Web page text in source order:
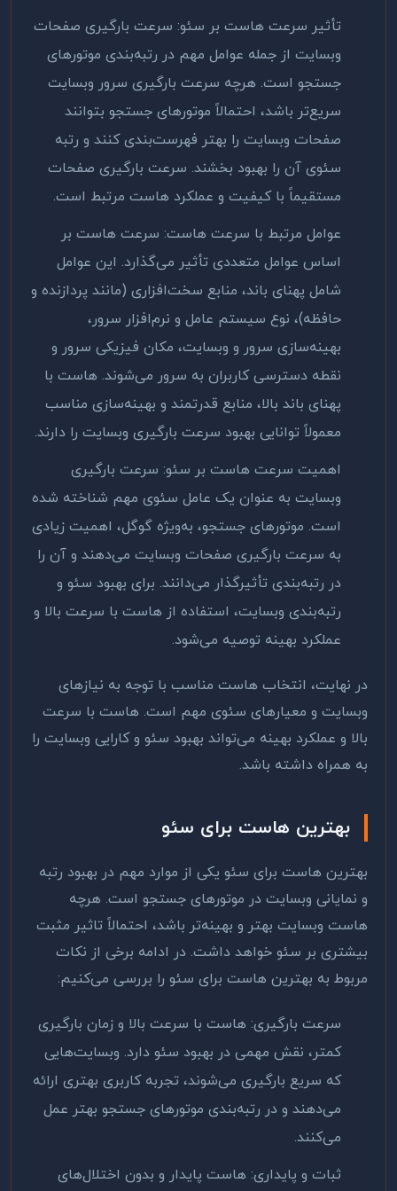
تأثیر سرعت هاست بر سئو: سرعت بارگیری صفحات
وبسایت از جمله عوامل مهم در رتبه‌بندی موتورهای
جستجو است. هرچه سرعت بارگیری سرور وبسایت
سریع‌تر باشد، احتمالاً موتورهای جستجو بتوانند
صفحات وبسایت را بهتر فهرست‌بندی کنند و رتبه
سئوی آن را بهبود بخشند. سرعت بارگیری صفحات
مستقیماً با کیفیت و عملکرد هاست مرتبط است.
عوامل مرتبط با سرعت هاست: سرعت هاست بر
اساس عوامل متعددی تأثیر می‌گذارد. این عوامل
شامل پهنای باند، منابع سخت‌افزاری (مانند پردازنده و
حافظه)، نوع سیستم عامل و نرم‌افزار سرور،
بهینه‌سازی سرور و وبسایت، مکان فیزیکی سرور و
نقطه دسترسی کاربران به سرور می‌شوند. هاست با
پهنای باند بالا، منابع قدرتمند و بهینه‌سازی مناسب
معمولاً توانایی بهبود سرعت بارگیری وبسایت را دارند.
اهمیت سرعت هاست بر سئو: سرعت بارگیری
وبسایت به عنوان یک عامل سئوی مهم شناخته شده
است. موتورهای جستجو، به‌ویژه گوگل، اهمیت زیادی
به سرعت بارگیری صفحات وبسایت می‌دهند و آن را
در رتبه‌بندی تأثیرگذار می‌دانند. برای بهبود سئو و
رتبه‌بندی وبسایت، استفاده از هاست با سرعت بالا و
عملکرد بهینه توصیه می‌شود.
در نهایت، انتخاب هاست مناسب با توجه به نیازهای
وبسایت و معیارهای سئوی مهم است. هاست با سرعت
بالا و عملکرد بهینه می‌تواند بهبود سئو و کارایی وبسایت را
به همراه داشته باشد.
بهترین هاست برای سئو
بهترین هاست برای سئو یکی از موارد مهم در بهبود رتبه
و نمایانی وبسایت در موتورهای جستجو است. هرچه
هاست وبسایت بهتر و بهینه‌تر باشد، احتمالاً تاثیر مثبت
بیشتری بر سئو خواهد داشت. در ادامه برخی از نکات
مربوط به بهترین هاست برای سئو را بررسی می‌کنیم:
سرعت بارگیری: هاست با سرعت بالا و زمان بارگیری
کمتر، نقش مهمی در بهبود سئو دارد. وبسایت‌هایی
که سریع بارگیری می‌شوند، تجربه کاربری بهتری ارائه
می‌دهند و در رتبه‌بندی موتورهای جستجو بهتر عمل
می‌کنند.
ثبات و پایداری: هاست پایدار و بدون اختلال‌های